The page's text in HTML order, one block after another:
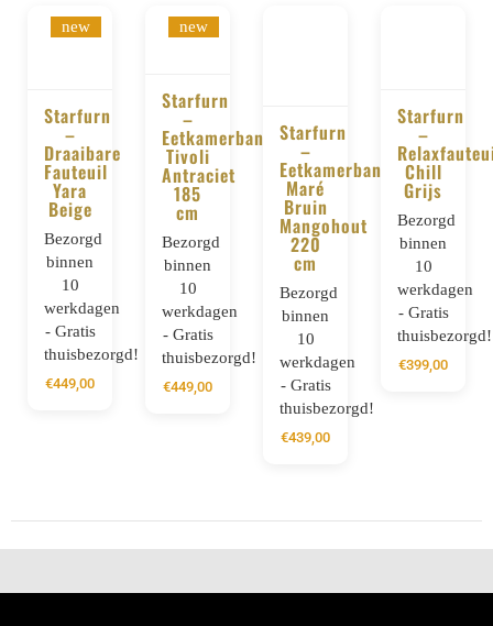
BESTELLEN
new
Starfurn
–
Draaibare
Fauteuil
Yara
Beige
Bezorgd
binnen
10
werkdagen
- Gratis
thuisbezorgd!
€449,00
BESTELLEN
new
Starfurn
–
Eetkamerbank
Tivoli
Antraciet
185
cm
Bezorgd
binnen
10
werkdagen
- Gratis
thuisbezorgd!
€449,00
BESTELLEN
Starfurn
–
Eetkamerbank
Maré
Bruin
Mangohout
220
cm
Bezorgd
binnen
10
werkdagen
- Gratis
thuisbezorgd!
€439,00
BESTELLEN
Starfurn
–
Chill
Grijs
Bezorgd
binnen
10
werkdagen
- Gratis
thuisbezorgd!
€399,00